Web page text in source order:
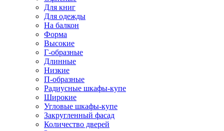
Для книг
Для одежды
На балкон
Форма
Высокие
Г-образные
Длинные
Низкие
П-образные
Радиусные шкафы-купе
Широкие
Угловые шкафы-купе
Закругленный фасад
Количество дверей